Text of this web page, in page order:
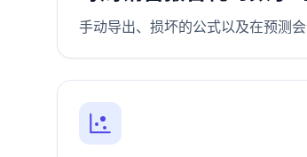
手动导出、损坏的公式以及在预测